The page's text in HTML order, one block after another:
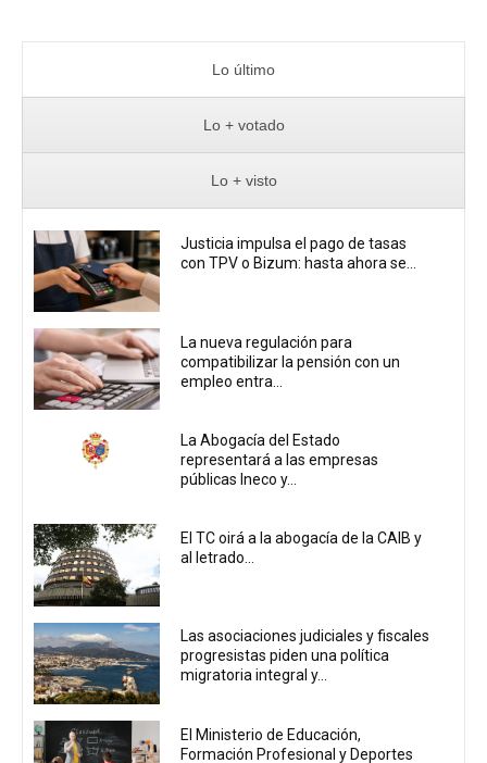
Lo último
Lo + votado
Lo + visto
Justicia impulsa el pago de tasas
con TPV o Bizum: hasta ahora se...
La nueva regulación para
compatibilizar la pensión con un
empleo entra...
La Abogacía del Estado
representará a las empresas
públicas Ineco y...
El TC oirá a la abogacía de la CAIB y
al letrado...
Las asociaciones judiciales y fiscales
progresistas piden una política
migratoria integral y...
El Ministerio de Educación,
Formación Profesional y Deportes